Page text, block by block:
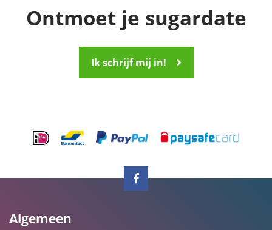
Ontmoet je sugardate
Ik schrijf mij in!
Algemeen